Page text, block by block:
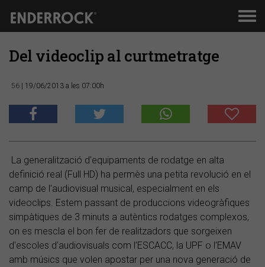
Del videoclip al curtmetratge
56 | 19/06/2013 a les 07:00h
La generalització d'equipaments de rodatge en alta
definició real (Full HD) ha permès una petita revolució en el
camp de l'audiovisual musical, especialment en els
videoclips. Estem passant de produccions videogràfiques
simpàtiques de 3 minuts a autèntics rodatges complexos,
on es mescla el bon fer de realitzadors que sorgeixen
d'escoles d'audiovisuals com l'ESCACC, la UPF o l'EMAV
amb músics que volen apostar per una nova generació de